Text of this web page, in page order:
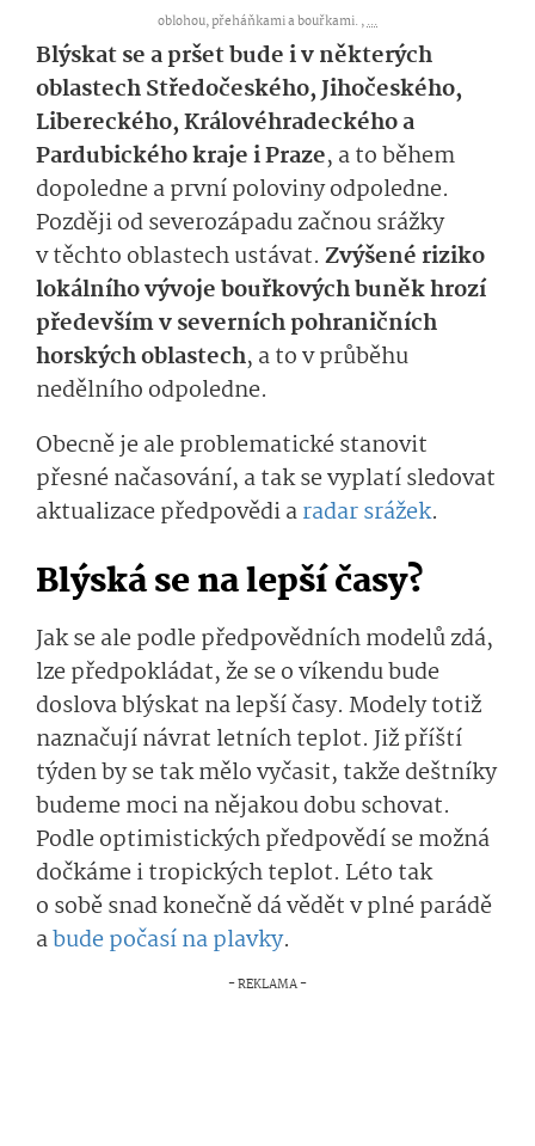
oblohou, přeháňkami a bouřkami. ,...
Blýskat se a pršet bude i v některých
oblastech Středočeského, Jihočeského,
Libereckého, Královéhradeckého a
Pardubického kraje i Praze, a to během
dopoledne a první poloviny odpoledne.
Později od severozápadu začnou srážky
v těchto oblastech ustávat. Zvýšené riziko
lokálního vývoje bouřkových buněk hrozí
především v severních pohraničních
horských oblastech, a to v průběhu
nedělního odpoledne.
Obecně je ale problematické stanovit
přesné načasování, a tak se vyplatí sledovat
aktualizace předpovědi aradar srážek.
Blýská se na lepší časy?
Jak se ale podle předpovědních modelů zdá,
lze předpokládat, že se o víkendu bude
doslova blýskat na lepší časy. Modely totiž
naznačují návrat letních teplot. Již příští
týden by se tak mělo vyčasit, takže deštníky
budeme moci na nějakou dobu schovat.
Podle optimistických předpovědí se možná
dočkáme i tropických teplot. Léto tak
o sobě snad konečně dá vědět v plné parádě
abude počasí na plavky.